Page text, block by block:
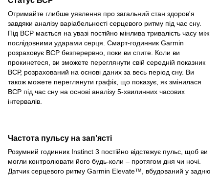
Отримайте глибше уявлення про загальний стан здоров'я
завдяки аналізу варіабельності серцевого ритму під час сну.
Під ВСР мається на увазі постійно мінлива тривалість часу між
послідовними ударами серця. Смарт-годинник Garmin
розраховує ВСР безперервно, поки ви спите. Коли ви
прокинетеся, ви зможете переглянути свій середній показник
ВСР, розрахований на основі даних за весь період сну. Ви
також можете переглянути графік, що показує, як змінилася
ВСР під час сну на основі аналізу 5-хвилинних часових
інтервалів.
Частота пульсу на зап'ясті
Розумний годинник Instinct 3 постійно відстежує пульс, щоб ви
могли контролювати його будь-коли – протягом дня чи ночі.
Датчик серцевого ритму Garmin Elevate™, вбудований у задню